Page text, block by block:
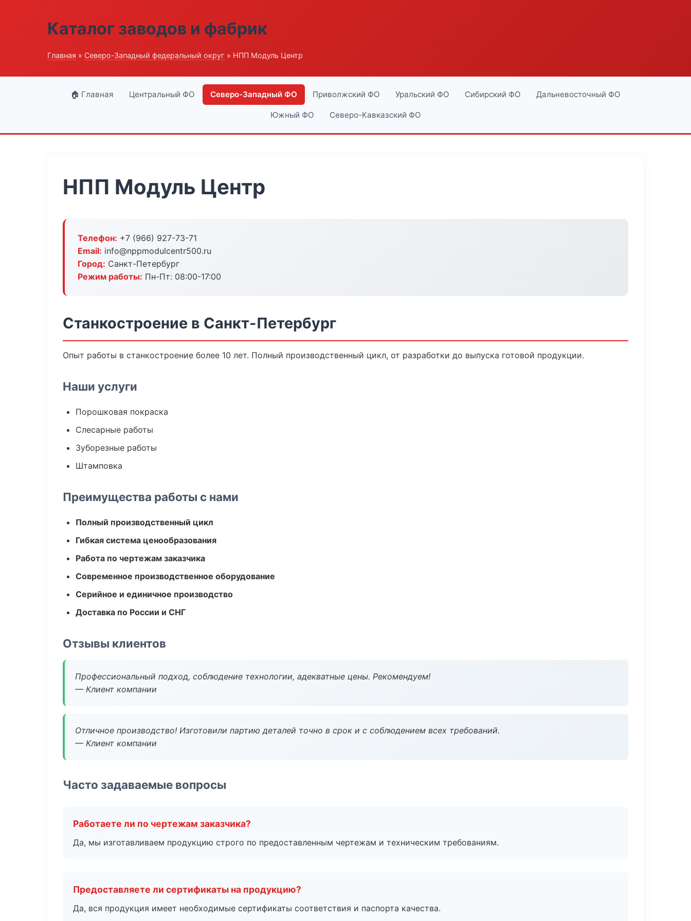
Каталог заводов и фабрик
Главная » Северо-Западный федеральный округ » НПП Модуль Центр
🏠 Главная Центральный ФО Северо-Западный ФО Приволжский ФО Уральский ФО Сибирский ФО Дальневосточный ФО
Южный ФО Северо-Кавказский ФО
НПП Модуль Центр
Телефон: +7 (966) 927-73-71
Email: info@nppmodulcentr500.ru
Город: Санкт-Петербург
Режим работы: Пн-Пт: 08:00-17:00
Станкостроение в Санкт-Петербург
Опыт работы в станкостроение более 10 лет. Полный производственный цикл, от разработки до выпуска готовой продукции.
Наши услуги
Порошковая покраска
Слесарные работы
Зуборезные работы
Штамповка
Преимущества работы с нами
Полный производственный цикл
Гибкая система ценообразования
Работа по чертежам заказчика
Современное производственное оборудование
Серийное и единичное производство
Доставка по России и СНГ
Отзывы клиентов
Профессиональный подход, соблюдение технологии, адекватные цены. Рекомендуем!
— Клиент компании
Отличное производство! Изготовили партию деталей точно в срок и с соблюдением всех требований.
— Клиент компании
Часто задаваемые вопросы
Работаете ли по чертежам заказчика?
Да, мы изготавливаем продукцию строго по предоставленным чертежам и техническим требованиям.
Предоставляете ли сертификаты на продукцию?
Да, вся продукция имеет необходимые сертификаты соответствия и паспорта качества.